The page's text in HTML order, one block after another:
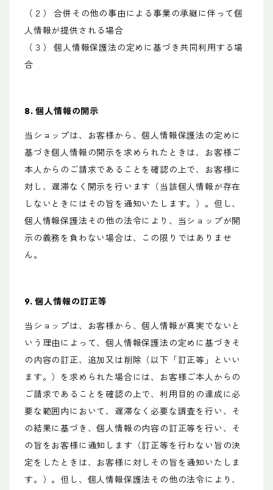
（２） 合併その他の事由による事業の承継に伴って個
人情報が提供される場合
（３） 個人情報保護法の定めに基づき共同利用する場
合
8. 個人情報の開示
当ショップは、お客様から、個人情報保護法の定めに
基づき個人情報の開示を求められたときは、お客様ご
本人からのご請求であることを確認の上で、お客様に
対し、遅滞なく開示を行います（当該個人情報が存在
しないときにはその旨を通知いたします。）。但し、
個人情報保護法その他の法令により、当ショップが開
示の義務を負わない場合は、この限りではありませ
ん。
9. 個人情報の訂正等
当ショップは、お客様から、個人情報が真実でないと
いう理由によって、個人情報保護法の定めに基づきそ
の内容の訂正、追加又は削除（以下「訂正等」といい
ます。）を求められた場合には、お客様ご本人からの
ご請求であることを確認の上で、利用目的の達成に必
要な範囲内において、遅滞なく必要な調査を行い、そ
の結果に基づき、個人情報の内容の訂正等を行い、そ
の旨をお客様に通知します（訂正等を行わない旨の決
定をしたときは、お客様に対しその旨を通知いたしま
す。）。但し、個人情報保護法その他の法令により、